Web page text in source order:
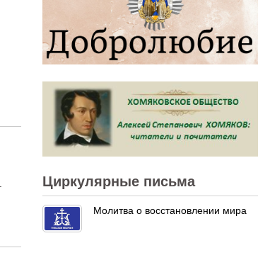
Циркулярные письма
Молитва о восстановлении мира